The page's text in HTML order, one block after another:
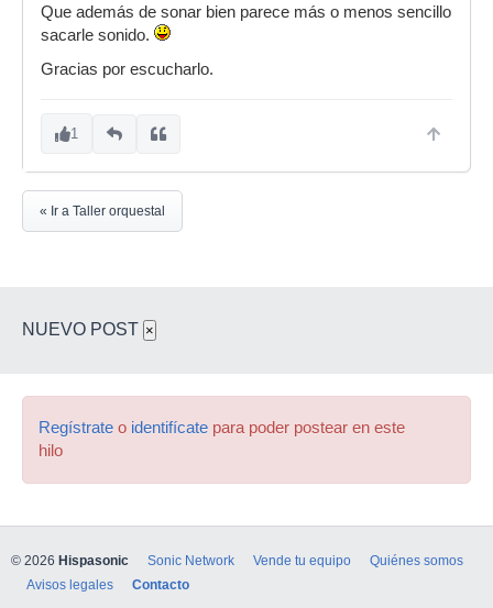
Que además de sonar bien parece más o menos sencillo
sacarle sonido.
Gracias por escucharlo.
1
« Ir a Taller orquestal
NUEVO POST ×
Regístrate o identifícate para poder postear en este
hilo
© 2026 Hispasonic Sonic Network Vende tu equipo
Quiénes somos
Avisos legales
Contacto